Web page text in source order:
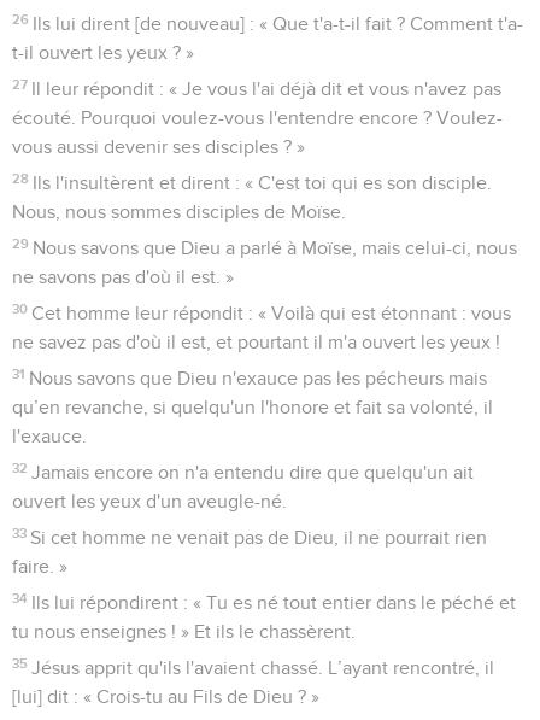
26
Ils lui dirent [de nouveau] : « Que t'a-t-il fait ? Comment t'a-
t-il ouvert les yeux ? »
27
Il leur répondit : « Je vous l'ai déjà dit et vous n'avez pas
écouté. Pourquoi voulez-vous l'entendre encore ? Voulez-
vous aussi devenir ses disciples ? »
28
Ils l'insultèrent et dirent : « C'est toi qui es son disciple.
Nous, nous sommes disciples de Moïse.
29 Nous savons que Dieu a parlé à Moïse, mais celui-ci, nous
ne savons pas d'où il est. »
30 Cet homme leur répondit : « Voilà qui est étonnant : vous
ne savez pas d'où il est, et pourtant il m'a ouvert les yeux !
31 Nous savons que Dieu n'exauce pas les pécheurs mais
qu’en revanche, si quelqu'un l'honore et fait sa volonté, il
l'exauce.
32 Jamais encore on n'a entendu dire que quelqu'un ait
ouvert les yeux d'un aveugle-né.
33 Si cet homme ne venait pas de Dieu, il ne pourrait rien
faire. »
34
Ils lui répondirent : « Tu es né tout entier dans le péché et
tu nous enseignes ! » Et ils le chassèrent.
35 Jésus apprit qu'ils l'avaient chassé. L’ayant rencontré, il
[lui] dit : « Crois-tu au Fils de Dieu ? »